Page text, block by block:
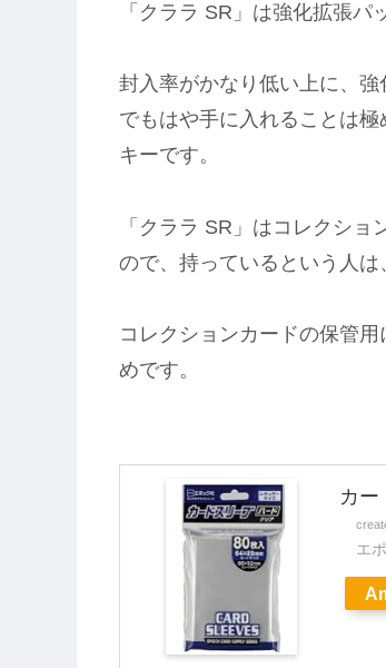
「クララ SR」は強化拡張
封入率がかなり低い上に、
でもはや手に入れることは
キーです。
「クララ SR」はコレクシ
ので、持っているという人は
コレクションカードの保管
めです。
カー
エ